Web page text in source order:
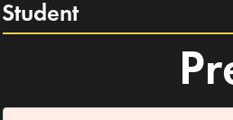
Student